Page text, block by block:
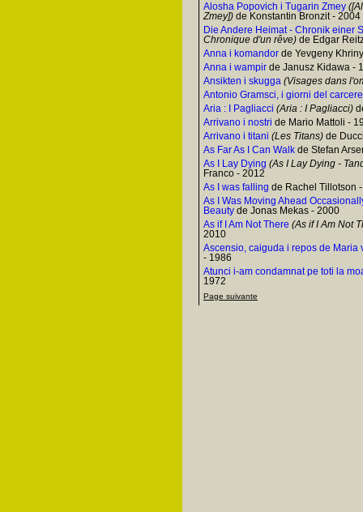
Alosha Popovich i Tugarin Zmey
Zmey]) de Konstantin Bronzit - 2004
Die Andere Heimat - Chronik einer
Chronique d'un rêve) de Edgar
Anna i komandor de Yevgeny
Anna i wampir de Janusz Kidawa -
Ansikten i skugga (Visages dans
Antonio Gramsci, i giorni del carcere
Aria : I Pagliacci (Aria : I Pagliacci)
Arrivano i nostri de Mario Mattoli -
Arrivano i titani (Les Titans) de
As Far As I Can Walk de Stefan
As I Lay Dying (As I Lay Dying -
Franco - 2012
As I was falling de Rachel Tillotson
As I Was Moving Ahead
Beauty de Jonas Mekas - 2000
As if I Am Not There (As if I Am Not
2010
Ascensio, caiguda i repos de Maria
- 1986
Atunci i-am condamnat pe toti la
1972
Page suivante